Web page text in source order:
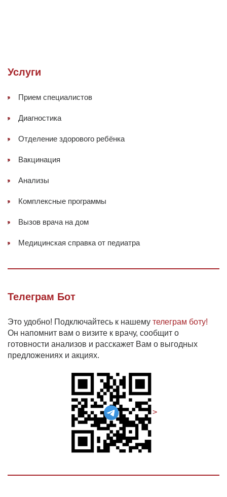
Услуги
Прием специалистов
Диагностика
Отделение здорового ребёнка
Вакцинация
Анализы
Комплексные программы
Вызов врача на дом
Медицинская справка от педиатра
Телеграм Бот
Это удобно! Подключайтесь к нашему телеграм боту!
Он напомнит вам о визите к врачу, сообщит о
готовности анализов и расскажет Вам о выгодных
предложениях и акциях.
>